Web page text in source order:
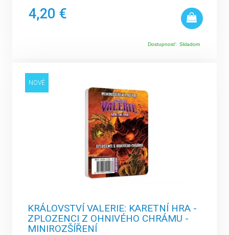
4,20 €
Dostupnosť: Skladom
NOVÉ
KRÁLOVSTVÍ VALERIE: KARETNÍ HRA -
ZPLOZENCI Z OHNIVÉHO CHRÁMU -
MINIROZŠÍŘENÍ